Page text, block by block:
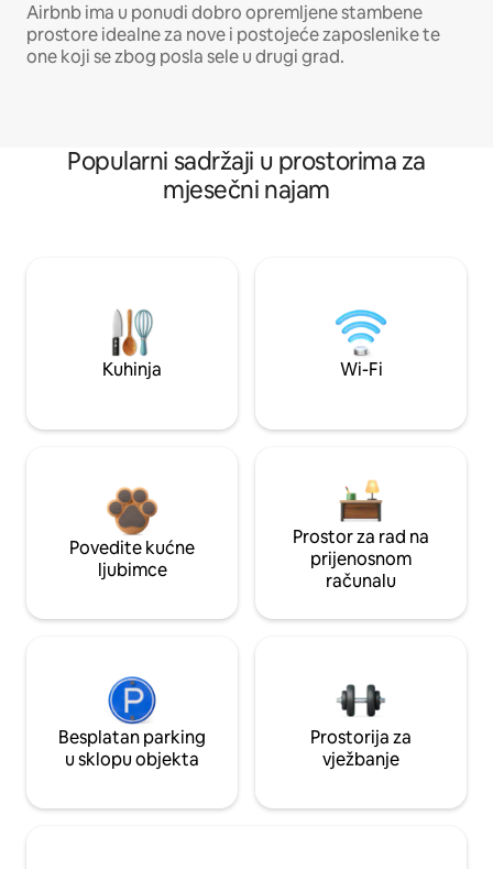
Airbnb ima u ponudi dobro opremljene stambene
prostore idealne za nove i postojeće zaposlenike te
one koji se zbog posla sele u drugi grad.
Popularni sadržaji u prostorima za
mjesečni najam
Kuhinja Wi-Fi
Povedite kućne
ljubimce
Prostor za rad na
prijenosnom
računalu
Besplatan parking
u sklopu objekta
Prostorija za
vježbanje